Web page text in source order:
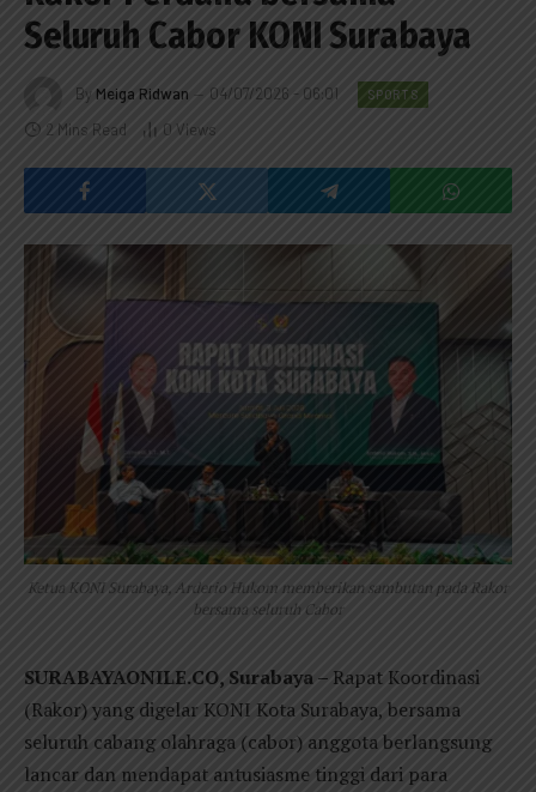
Seluruh Cabor KONI Surabaya
By Meiga Ridwan 04/07/2026 - 06:01 SPORTS
2 Mins Read 0 Views
Ketua KONI Surabaya, Arderio Hukom memberikan sambutan pada Rakor
bersama seluruh Cabor
SURABAYAONILE.CO, Surabaya – Rapat Koordinasi
(Rakor) yang digelar KONI Kota Surabaya, bersama
seluruh cabang olahraga (cabor) anggota berlangsung
lancar dan mendapat antusiasme tinggi dari para